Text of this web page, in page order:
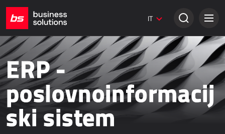
IT
Siti web Umbraco
Soluzioni creative
VENDITA TRADIZIONALE
Dynamics 365 Business Central
Dynamics 365 Sales
Power Retail
ERP -
poslovnoinformacij
ski sistem